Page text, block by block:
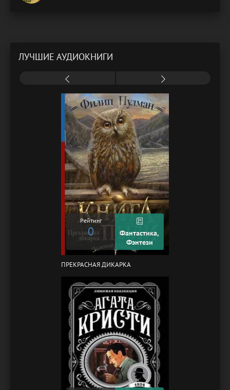
ЛУЧШИЕ АУДИОКНИГИ
Рейтинг
0
Фантастика,
Фэнтези
ПРЕКРАСНАЯ ДИКАРКА